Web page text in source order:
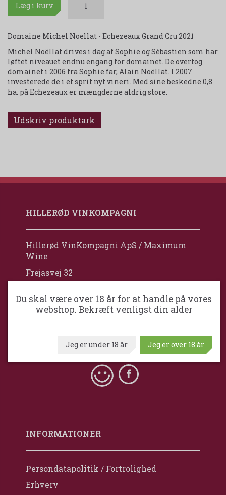
Læg i kurv
Domaine Michel Noellat - Echezeaux Grand Cru 2021
Michel Noëllat drives i dag af Sophie og Sébastien som har
løftet niveauet endnu engang for domainet. De overtog
domainet i 2006 fra Sophie far, Alain Noëllat. I 2007
investerede de i et sprit nyt vineri. Med sine beskedne 0,8
ha. på Echezeaux er mængderne aldrig store.
Udskriv produktark
HILLERØD VINKOMPAGNI
Hillerød VinKompagni ApS / Maximum
Wine
Frejasvej 32
Danmark
mail@hilleroedvinkompagni.dk
INFORMATIONER
Persondatapolitik / Fortrolighed
Erhverv
Du skal være over 18 år for at handle på vores
webshop. Bekræft venligst din alder
Jeg er under 18 år Jeg er over 18 år